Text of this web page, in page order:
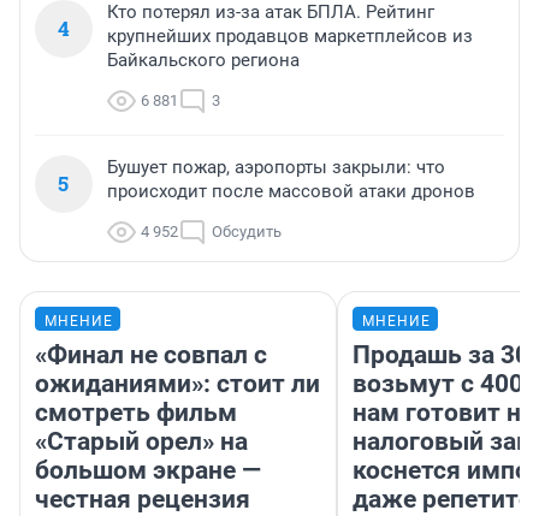
4
Кто потерял из-за атак БПЛА. Рейтинг
крупнейших продавцов маркетплейсов из
Байкальского региона
6 881 3
5
Бушует пожар, аэропорты закрыли: что
происходит после массовой атаки дронов
4 952 Обсудить
МНЕНИЕ
«Финал не совпал с
ожиданиями»: стоит ли
смотреть фильм
«Старый орел» на
большом экране —
честная рецензия
МНЕНИЕ
Продашь за
возьмут с
нам готовит
налоговый
коснется
даже